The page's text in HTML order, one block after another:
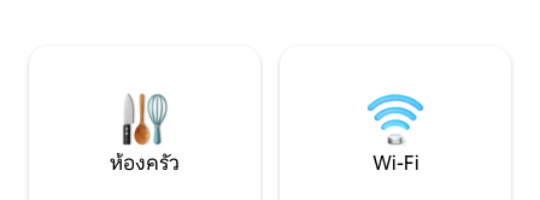
ห้องครัว Wi-Fi